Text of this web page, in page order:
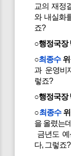
교의 재정
와 내실화
죠?
○행정국장
○최종수위
과 운영비
렇죠?
○행정국장
○최종수위
을 올렸는
금년도
다, 그렇죠?